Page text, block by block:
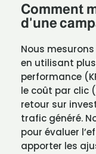
Comment
d'une
Nous mesurons
en utilisant
performance
le coût par clic
retour sur
trafic généré.
pour évaluer
apporter les